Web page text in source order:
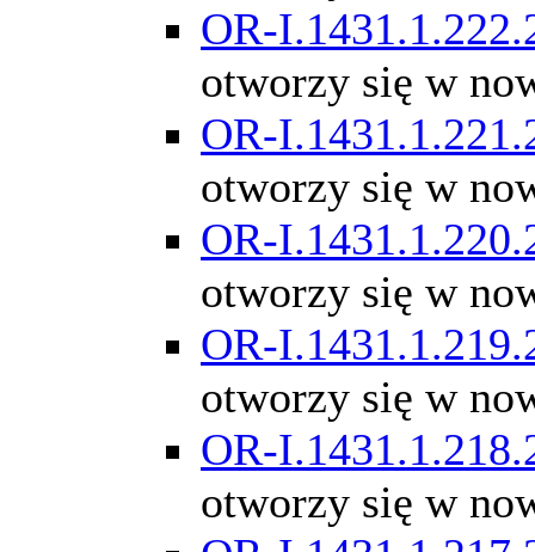
OR-
otworzy się w
OR-
otworzy się w
OR-
otworzy się w
OR-
otworzy się w
OR-
otworzy się w